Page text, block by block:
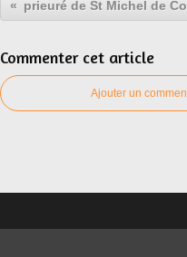
Commenter cet article
Ajouter un